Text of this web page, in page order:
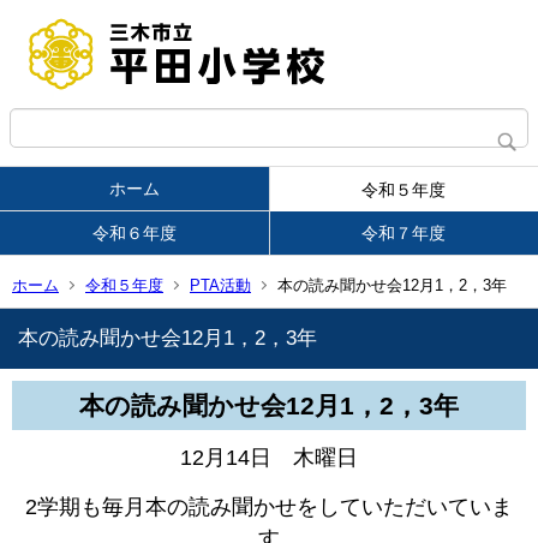
ホーム 令和５年度
令和６年度 令和７年度
ホーム 令和５年度 PTA活動 本の読み聞かせ会12月1，2，3年
本の読み聞かせ会12月1，2，3年
本の読み聞かせ会12月1，2，3年
12月14日 木曜日
2学期も毎月本の読み聞かせをしていただいていま
す